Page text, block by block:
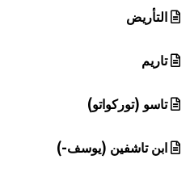
التأريض
تاريم
تاسو (توركواتو)
ابن تاشفين (يوسف-)